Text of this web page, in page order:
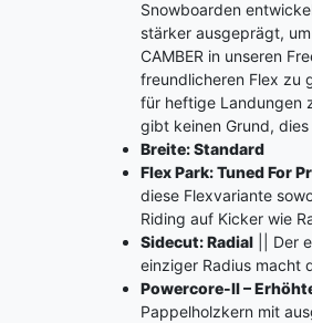
Snowboarden
stärker ausgeprägt,
CAMBER in unseren
freundlicheren Flex zu
für heftige Landungen
gibt keinen Grund,
Breite: Standard
Flex Park: Tuned For
diese Flexvariante
Riding auf Kicker wie
Sidecut: Radial || Der
einziger Radius macht
Powercore-II –
Pappelholzkern mit